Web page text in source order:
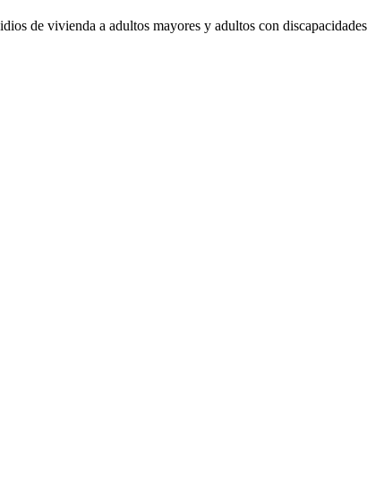
de vivienda a adultos mayores y adultos con discapacidades